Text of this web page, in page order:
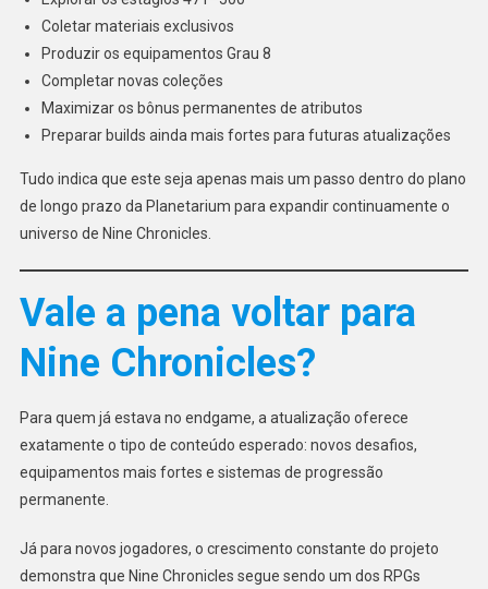
Coletar materiais exclusivos
Produzir os equipamentos Grau 8
Completar novas coleções
Maximizar os bônus permanentes de atributos
Preparar builds ainda mais fortes para futuras atualizações
Tudo indica que este seja apenas mais um passo dentro do plano
de longo prazo da Planetarium para expandir continuamente o
universo de Nine Chronicles.
Vale a pena voltar para
Nine Chronicles?
Para quem já estava no endgame, a atualização oferece
exatamente o tipo de conteúdo esperado: novos desafios,
equipamentos mais fortes e sistemas de progressão
permanente.
Já para novos jogadores, o crescimento constante do projeto
demonstra que Nine Chronicles segue sendo um dos RPGs